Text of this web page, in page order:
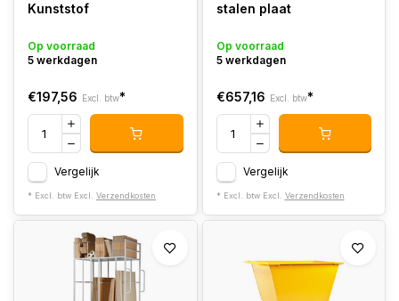
Kunststof
Op voorraad
5 werkdagen
€197,56 Excl. btw*
Vergelijk
* Excl. btw Excl. Verzendkosten
stalen plaat
Op voorraad
5 werkdagen
€657,16 Excl. btw*
Vergelijk
* Excl. btw Excl. Verzendkosten